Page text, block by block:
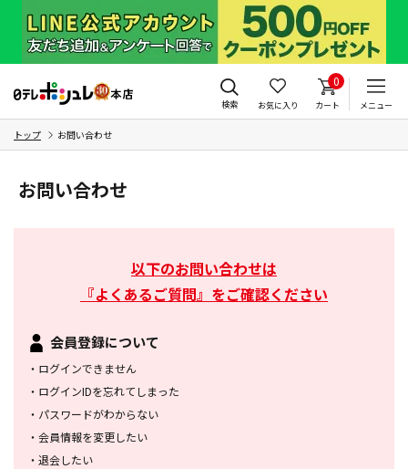
検索 お気に入り
0
カート メニュー
トップ お問い合わせ
お問い合わせ
以下のお問い合わせは
『よくあるご質問』をご確認ください
会員登録について
・ ログインできません
・ ログインIDを忘れてしまった
・ パスワードがわからない
・ 会員情報を変更したい
・ 退会したい